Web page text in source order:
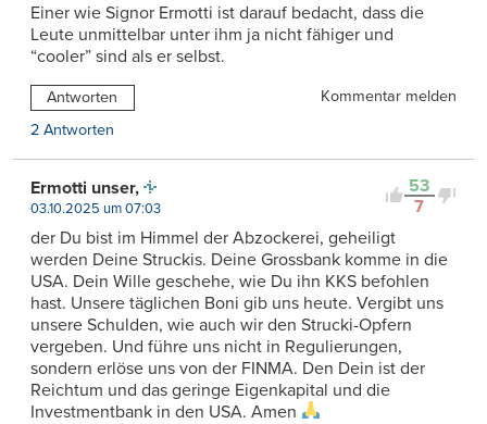
Einer wie Signor Ermotti ist darauf bedacht, dass die
Leute unmittelbar unter ihm ja nicht fähiger und
“cooler” sind als er selbst.
Antworten
Kommentar melden
2 Antworten
53
7
Ermotti unser,
03.10.2025 um 07:03
der Du bist im Himmel der Abzockerei, geheiligt
werden Deine Struckis. Deine Grossbank komme in die
USA. Dein Wille geschehe, wie Du ihn KKS befohlen
hast. Unsere täglichen Boni gib uns heute. Vergibt uns
unsere Schulden, wie auch wir den Strucki-Opfern
vergeben. Und führe uns nicht in Regulierungen,
sondern erlöse uns von der FINMA. Den Dein ist der
Reichtum und das geringe Eigenkapital und die
Investmentbank in den USA. Amen